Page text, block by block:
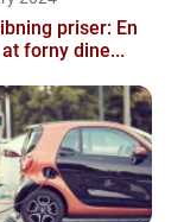
priser: En
forny dine...